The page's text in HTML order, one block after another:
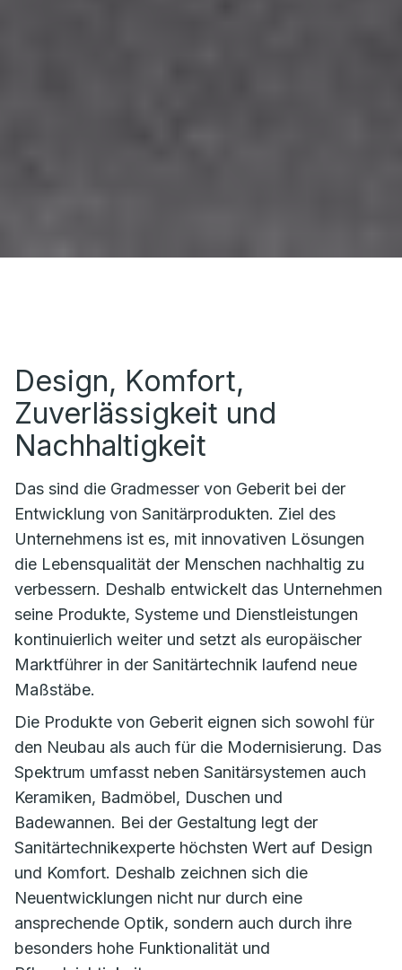
Design, Komfort,
Zuverlässigkeit und
Nachhaltigkeit
Das sind die Gradmesser von Geberit bei der
Entwicklung von Sanitärprodukten. Ziel des
Unternehmens ist es, mit innovativen Lösungen
die Lebensqualität der Menschen nachhaltig zu
verbessern. Deshalb entwickelt das Unternehmen
seine Produkte, Systeme und Dienstleistungen
kontinuierlich weiter und setzt als europäischer
Marktführer in der Sanitärtechnik laufend neue
Maßstäbe.
Die Produkte von Geberit eignen sich sowohl für
den Neubau als auch für die Modernisierung. Das
Spektrum umfasst neben Sanitärsystemen auch
Keramiken, Badmöbel, Duschen und
Badewannen. Bei der Gestaltung legt der
Sanitärtechnikexperte höchsten Wert auf Design
und Komfort. Deshalb zeichnen sich die
Neuentwicklungen nicht nur durch eine
ansprechende Optik, sondern auch durch ihre
besonders hohe Funktionalität und